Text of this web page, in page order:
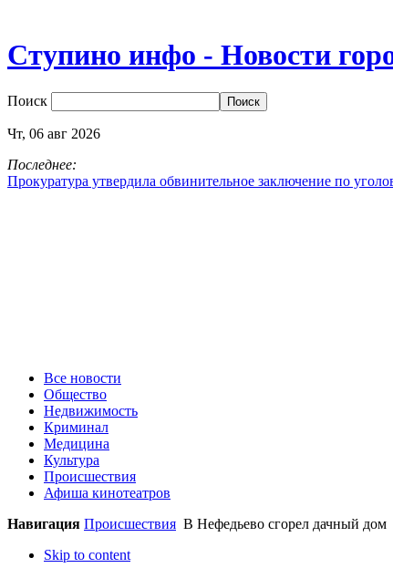
Ступино инфо - Новости
Поиск
Чт, 06 авг 2026
Последнее:
Прокуратура утвердила обвинительное заключение по
Все новости
Общество
Недвижимость
Криминал
Медицина
Культура
Происшествия
Афиша кинотеатров
Навигация Происшествия В Нефедьево сгорел дачный дом
Skip to content